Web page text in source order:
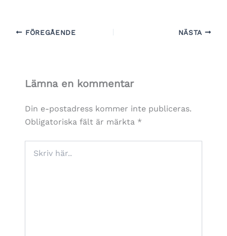
FÖREGÅENDE NÄSTA
Lämna en kommentar
Din e-postadress kommer inte publiceras.
Obligatoriska fält är märkta *
här..